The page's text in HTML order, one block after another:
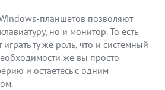
планшетов позволяют
но и монитор. То есть
ту же роль, что и системный
же вы просто
и остаётесь с одним